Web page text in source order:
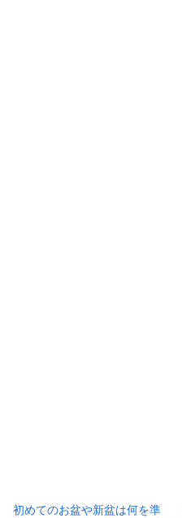
初めてのお盆や新盆は何を準